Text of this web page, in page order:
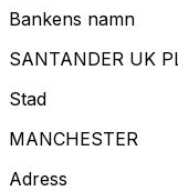
Bankens namn
SANTANDER UK
Stad
MANCHESTER
Adress